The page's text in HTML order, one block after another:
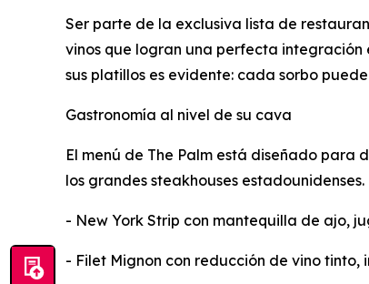
Ser parte de la exclusiva lista de
vinos que logran una perfecta integración
sus platillos es evidente: cada sorbo
Gastronomía al nivel de su cava
El menú de The Palm está diseñado para
los grandes steakhouses
- New York Strip con mantequilla de ajo,
- Filet Mignon con reducción de vino tinto,